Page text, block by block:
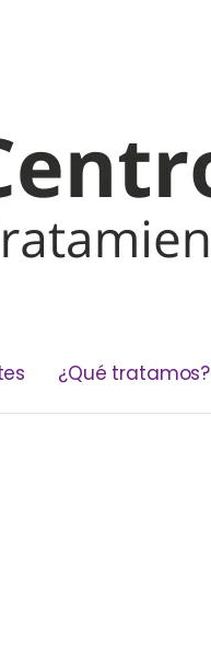
¿Qué tratamos?